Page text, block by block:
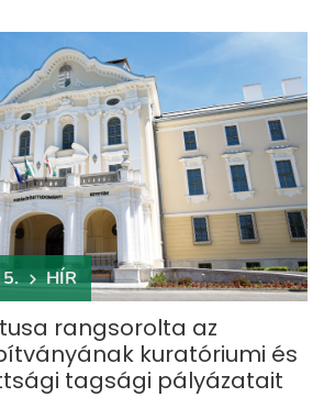
HÍR
rangsorolta az
kuratóriumi és
tagsági pályázatait